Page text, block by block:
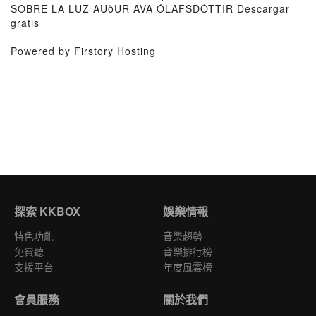
SOBRE LA LUZ AUðUR AVA ÓLAFSDÓTTIR Descargar
gratis
Powered by Firstory Hosting
探索 KKBOX
特色功能
免費聽
支援平台
娛樂情報
音樂趨勢
音樂排行榜
年度風雲榜
會員服務 關於我們